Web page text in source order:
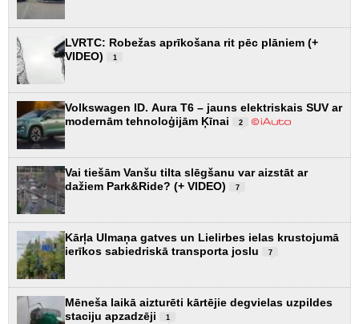
LVRTC: Robežas aprīkošana rit pēc plāniem (+
VIDEO)
1
Volkswagen ID. Aura T6 – jauns elektriskais SUV ar
modernām tehnoloģijām Ķīnai
2
Vai tiešām Vanšu tilta slēgšanu var aizstāt ar
dažiem Park&Ride? (+ VIDEO)
7
Kārļa Ulmaņa gatves un Lielirbes ielas krustojumā
ierīkos sabiedriskā transporta joslu
7
Mēneša laikā aizturēti kārtējie degvielas uzpildes
staciju apzadzēji
1